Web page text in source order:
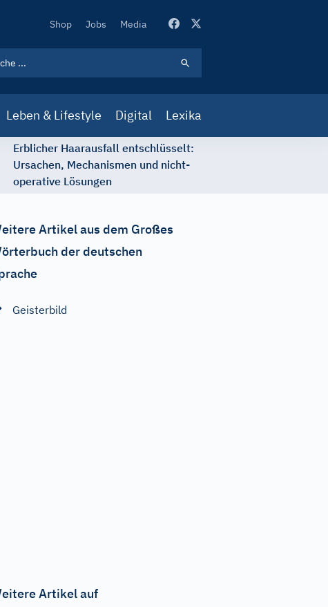
Secondary
Shop Jobs Media
Leben & Lifestyle Digital Lexika
Erblicher Haarausfall entschlüsselt:
Ursachen, Mechanismen und nicht-
operative Lösungen
Artikel aus dem Großes
der deutschen
Geisterbild
Artikel auf